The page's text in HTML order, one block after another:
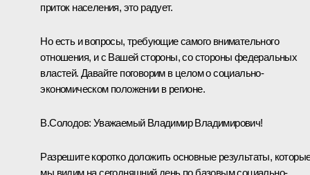
приток населения, это радует.
Но есть и вопросы, требующие самого внимательного
отношения, и с Вашей стороны, со стороны федеральных
властей. Давайте поговорим в целом о социально-
экономическом положении в регионе.
В.Солодов: Уважаемый Владимир Владимирович!
Разрешите коротко доложить основные результаты,
мы видим на сегодняшний день по базовым социально-